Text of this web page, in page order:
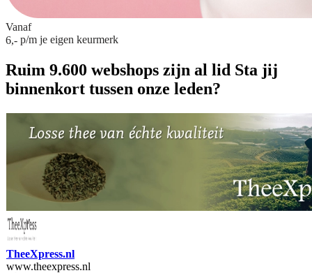
Vanaf
6,- p/m je eigen keurmerk
Ruim 9.600 webshops zijn al lid Sta jij
binnenkort tussen onze leden?
TheeXpress.nl
www.theexpress.nl